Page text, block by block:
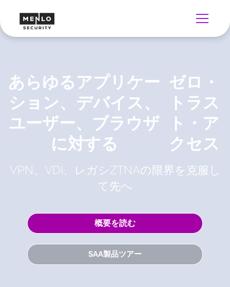
あらゆるアプリケー
ション、デバイス、
ユーザー、ブラウザ
に対する
ゼロ・
トラス
ト・ア
クセス
VPN、VDI、レガシZTNAの限界を克服し
て先へ
概要を読む
SAA製品ツアー